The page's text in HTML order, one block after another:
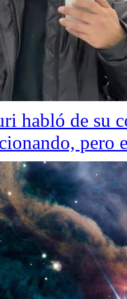
habló de su
pero